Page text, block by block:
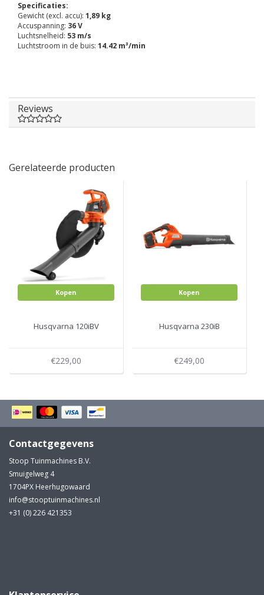
Specificaties:
Gewicht (excl. accu): 1,89 kg
Accuspanning: 36 V
Luchtsnelheid: 53 m/s
Luchtstroom in de buis: 14.42 m³/min
Reviews
Gerelateerde producten
Kopen
Husqvarna 120iBV
€229,00
Kopen
Husqvarna 230iB
€249,00
Contactgegevens
Stoop Tuinmachines B.V.
Smuigelweg 4
1704PX Heerhugowaard
info@stooptuinmachines.nl
+31 (0) 226 421353